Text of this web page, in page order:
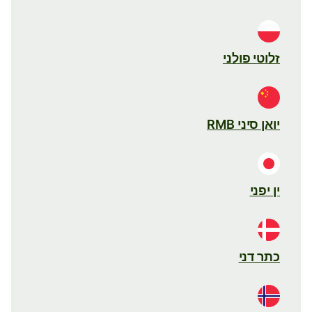
זלוטי פולני
יואן סיני RMB
ין יפני
כתר דני